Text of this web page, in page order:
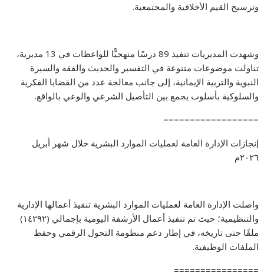
وترسيخ القيم الأخلاقية والمجتمعية.
وشهدت المديريات تنفيذ 89 درسًا منهجيًّا للواعظات في 13 مديرية،
تناولت موضوعات متنوعة في التفسير والحديث والفقه والسيرة
النبوية والتربية الإيمانية، إلى جانب معالجة عدد من القضايا الفكرية
والسلوكية بأسلوب يجمع بين التأصيل الشرعي والوعي بالواقع.
==================
إنجازات الإدارة العامة لعمليات الموارد البشرية خلال شهر أبريل
٢٠٢٦م
واصلت الإدارة العامة لعمليات الموارد البشرية تنفيذ أعمالها الإدارية
والتنظيمية؛ حيث تم تنفيذ أعمال الأرشفة اليومية بإجمالي (١٤٢٩٢)
ملفًا حتى تاريخه، في إطار دعم منظومة التحول الرقمي وحفظ
الملفات الوظيفية.
================